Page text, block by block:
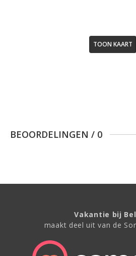
TOON KAART
BEOORDELINGEN / 0
Vakantie bij
maakt deel uit van de